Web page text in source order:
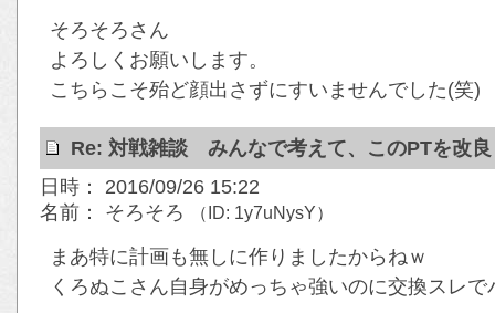
そろそろさん
よろしくお願いします。
こちらこそ殆ど顔出さずにすいませんでした(笑)
Re: 対戦雑談 みんなで考えて、このPTを改
日時： 2016/09/26 15:22
名前： そろそろ
（ID: 1y7uNysY）
まあ特に計画も無しに作りましたからねｗ
くろぬこさん自身がめっちゃ強いのに交換スレ